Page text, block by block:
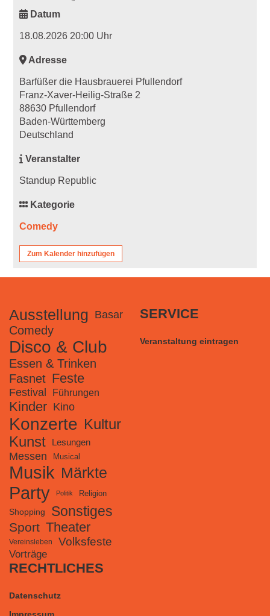
Datum
18.08.2026 20:00 Uhr
Adresse
Barfüßer die Hausbrauerei Pfullendorf
Franz-Xaver-Heilig-Straße 2
88630 Pfullendorf
Baden-Württemberg
Deutschland
Veranstalter
Standup Republic
Kategorie
Comedy
Zum Kalender hinzufügen
Ausstellung Basar
Comedy
Disco & Club
Essen & Trinken
Fasnet Feste
Festival Führungen
Kinder Kino
Konzerte Kultur
Kunst
Lesungen
Messen Musical
Musik Märkte
Party Politik Religion
Shopping Sonstiges
Sport Theater
Vereinsleben Volksfeste
Vorträge
SERVICE
Veranstaltung eintragen
RECHTLICHES
Datenschutz